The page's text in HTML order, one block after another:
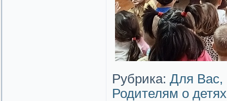
Рубрика: Для Вас,
Родителям о детях